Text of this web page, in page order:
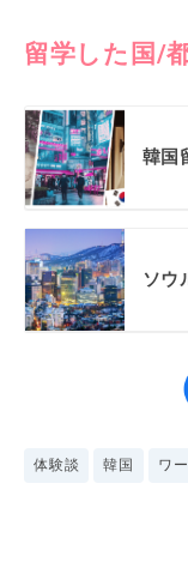
留学した国/
韓国
ソウ
体験談 韓国 ワ